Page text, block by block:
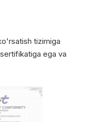
tizimiga
ega va